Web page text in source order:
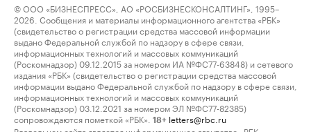
© ООО «БИЗНЕСПРЕСС», АО «РОСБИЗНЕСКОНСАЛТИНГ», 1995–
2026. Сообщения и материалы информационного агентства «РБК»
(свидетельство о регистрации средства массовой информации
выдано Федеральной службой по надзору в сфере связи,
информационных технологий и массовых коммуникаций
(Роскомнадзор) 09.12.2015 за номером ИА №ФС77-63848) и сетевого
издания «РБК» (свидетельство о регистрации средства массовой
информации выдано Федеральной службой по надзору в сфере связи,
информационных технологий и массовых коммуникаций
(Роскомнадзор) 03.12.2021 за номером ЭЛ №ФС77-82385)
сопровождаются пометкой «РБК».
18+ letters@rbc.ru